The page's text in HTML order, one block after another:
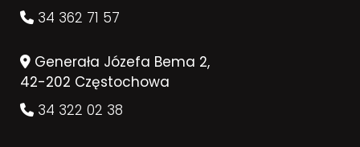
34 362 71 57
Generała Józefa Bema 2,
42-202 Częstochowa
34 322 02 38